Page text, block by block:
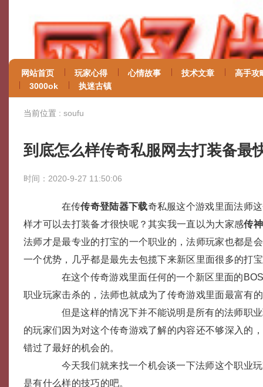
网站首页 玩家心得 心情故事 技术文章
高手攻
3000ok
执迷古镇
当前位置 : soufu
到底怎么样传奇私服网去打装备最
时间：2020-9-27 11:50:06
在传传奇登陆器下载奇私服这个游戏里面法师
样才可以去打装备才很快呢？其实我一直以为大家感传
法师才是最专业的打宝的一个职业的，法师玩家也都是
一个优势，几乎都是最先去包揽下来新区里面很多的打
在这个传奇游戏里面任何的一个新区里面的
职业玩家击杀的，法师也就成为了传奇游戏里面最富有
但是这样的情况下并不能说明是所有的法师职业
的玩家们因为对这个传奇游戏了解的内容还不够深入的
错过了最好的机会的。
今天我们就来找一个机会谈一下法师这个职业玩
是有什么样的技巧的吧。